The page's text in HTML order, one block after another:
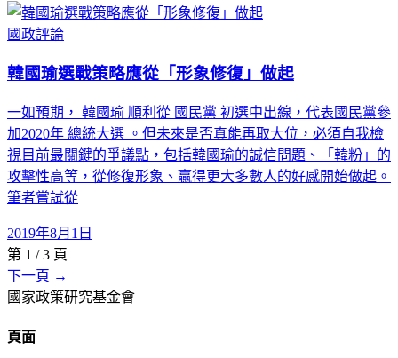
國政評論
韓國瑜選戰策略應從「形象修復」做起
一如預期， 韓國瑜 順利從 國民黨 初選中出線，代表國民黨參
加2020年 總統大選 。但未來是否真能再取大位，必須自我檢
視目前最關鍵的爭議點，包括韓國瑜的誠信問題、「韓粉」的
攻擊性高等，從修復形象、贏得更大多數人的好感開始做起。
筆者嘗試從
2019年8月1日
第 1 /3 頁
下一頁 →
國家政策研究基金會
頁面